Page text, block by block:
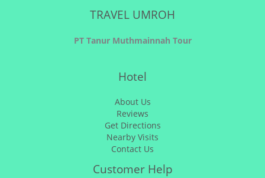
TRAVEL UMROH
PT Tanur Muthmainnah Tour
Hotel
About Us
Reviews
Get Directions
Nearby Visits
Contact Us
Customer Help